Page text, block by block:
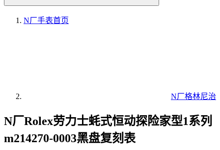
N厂手表首页
N厂格林尼治
N厂Rolex劳力士蚝式恒动探险家型1系列
m214270-0003黑盘复刻表